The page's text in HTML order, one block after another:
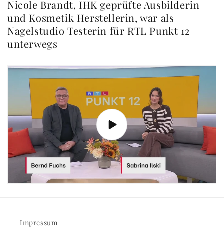
Nicole Brandt, IHK geprüfte Ausbilderin
und Kosmetik Herstellerin, war als
Nagelstudio Testerin für RTL Punkt 12
unterwegs
Impressum